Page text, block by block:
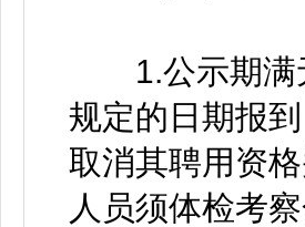
1.公示期满无
规定的日期报
取消其聘用资
人员须体检考察